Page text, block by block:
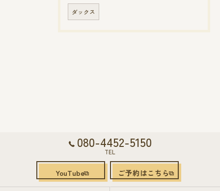
ダックス
080-4452-5150
TEL
YouTube ご予約はこちら